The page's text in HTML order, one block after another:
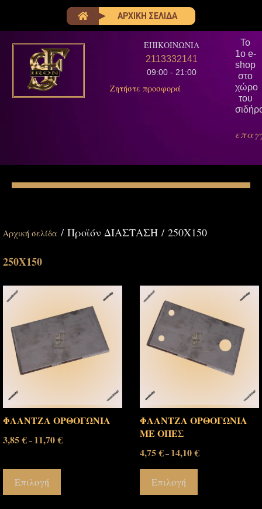
ΑΡΧΙΚΗ ΣΕΛΙΔΑ
ΕΠΙΚΟΙΝΩΝΙΑ
2113332141
09:00 - 21:00
Ζητήστε προσφορά
Το
1ο e-
shop
στο
χώρο
του
Αρχική σελίδα / Προϊόν ΔΙΑΣΤΑΣΗ / 250Χ150
250Χ150
ΦΛΑΝΤΖΑ ΟΡΘΟΓΩΝΙΑ
3,85€– 11,70€
Επιλογή
ΦΛΑΝΤΖΑ ΟΡΘΟΓΩΝΙΑ
ΜΕ ΟΠΕΣ
4,75€– 14,10€
Επιλογή